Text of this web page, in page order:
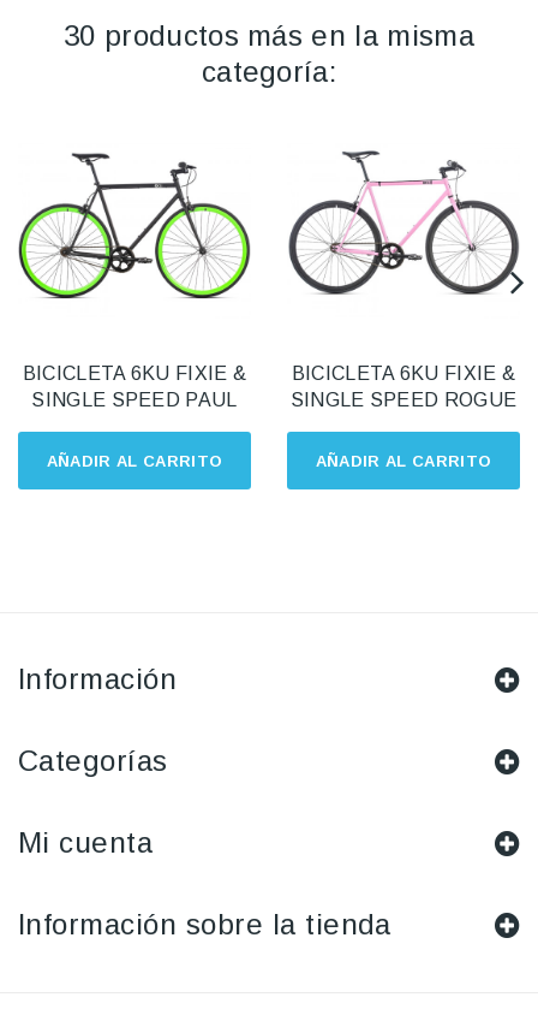
30 productos más en la misma
categoría:
AÑADIR AL CARRITO
BICICLETA 6KU FIXIE &
SINGLE SPEED PAUL
AÑADIR AL CARRITO
BICICLETA 6KU FIXIE &
SINGLE SPEED ROGUE
Información
Categorías
Mi cuenta
Información sobre la tienda